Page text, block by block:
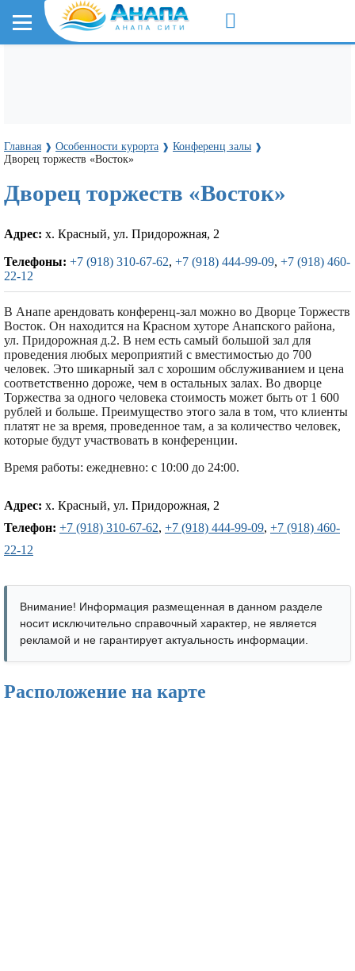
Главная ❱ Особенности курорта ❱ Конференц залы ❱
Дворец торжеств «Восток»
Дворец торжеств «Восток»
Адрес: х. Красный, ул. Придорожная, 2
Телефоны: +7 (918) 310-67-62, +7 (918) 444-99-09, +7 (918) 460-
22-12
В Анапе арендовать конференц-зал можно во Дворце Торжеств
Восток. Он находится на Красном хуторе Анапского района,
ул. Придорожная д.2. В нем есть самый большой зал для
проведения любых мероприятий с вместимостью до 700
человек. Это шикарный зал с хорошим обслуживанием и цена
соответственно дороже, чем в остальных залах. Во дворце
Торжества за одного человека стоимость может быть от 1 600
рублей и больше. Преимущество этого зала в том, что клиенты
платят не за время, проведенное там, а за количество человек,
которые будут участвовать в конференции.
Время работы: ежедневно: с 10:00 до 24:00.
Адрес: х. Красный, ул. Придорожная, 2
Телефон: +7 (918) 310-67-62, +7 (918) 444-99-09, +7 (918) 460-
22-12
Внимание! Информация размещенная в данном разделе
носит исключительно справочный характер, не является
рекламой и не гарантирует актуальность информации.
Расположение на карте